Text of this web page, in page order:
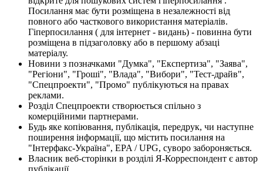
Посилання має бути розміщена в незалежності від
повного або часткового використання матеріалів.
Гіперпосилання ( для інтернет - видань) - повинна бути
розміщена в підзаголовку або в першому абзаці
матеріалу.
Новини з позначками "Думка", "Експертиза", "Заява",
"Регіони", "Гроші", "Влада", "Вибори", "Тест-драйв",
"Спецпроекти", "Промо" публікуються на правах
реклами.
Розділ Спецпроекти створюється спільно з
комерційними партнерами.
Будь яке копіювання, публікація, передрук, чи наступне
поширення інформації, що містить посилання на
"Інтерфакс-Україна", EPA / UPG, суворо забороняється.
Власник веб-сторінки в розділі Я-Корреспондент є автор
публікації.